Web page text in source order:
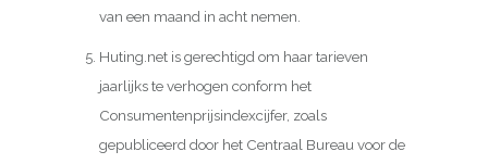
van een maand in acht nemen.
Huting.net is gerechtigd om haar tarieven
jaarlijks te verhogen conform het
Consumentenprijsindexcijfer, zoals
gepubliceerd door het Centraal Bureau voor de